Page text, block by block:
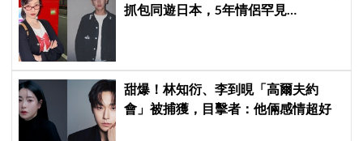
抓包同遊日本，5年情侶罕見
甜爆！林知衍、李到晛「高爾夫約
會」被捕獲，目擊者：他倆感情超好